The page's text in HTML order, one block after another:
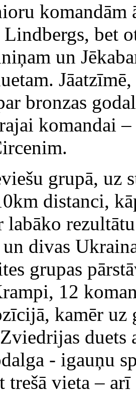
Lindbergs, bet
un
bronzas
komandai
grupā, uz
distanci,
labāko
divas
grupas
12
kamēr uz
- igauņu
trešā vieta –